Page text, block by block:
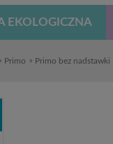
EKOLOGICZNA
» Primo » Primo bez nadstawki